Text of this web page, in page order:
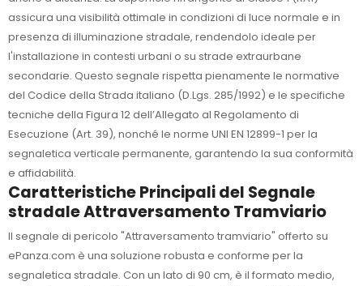
assicura una visibilità ottimale in condizioni di luce normale e in
presenza di illuminazione stradale, rendendolo ideale per
l'installazione in contesti urbani o su strade extraurbane
secondarie. Questo segnale rispetta pienamente le normative
del Codice della Strada italiano (D.Lgs. 285/1992) e le specifiche
tecniche della Figura 12 dell’Allegato al Regolamento di
Esecuzione (Art. 39), nonché le norme UNI EN 12899-1 per la
segnaletica verticale permanente, garantendo la sua conformità
e affidabilità.
Caratteristiche Principali del Segnale
stradale Attraversamento Tramviario
Il segnale di pericolo "Attraversamento tramviario" offerto su
ePanza.com è una soluzione robusta e conforme per la
segnaletica stradale. Con un lato di 90 cm, è il formato medio,